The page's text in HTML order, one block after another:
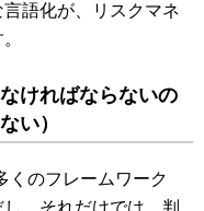
語化が、リスクマネ
ければならないの
い）
くのフレームワーク
、それだけでは、判